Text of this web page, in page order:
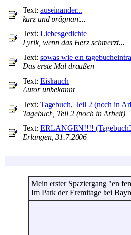
Text: auseinander...
kurz und prägnant...
Text: Liebesgedichte
Lyrik, wenn das Herz schmerzt...
Text: sowas wie ein
Das erste Mal draußen
Text: Eishauch
Autor unbekannt
Text: Tagebuch, Teil 2 (noch in
Tagebuch, Teil 2 (noch in Arbeit)
Text: ERLANGEN!!!!
Erlangen, 31.7.2006
Mein erster Spaziergang "en
Im Park der Eremitage bei